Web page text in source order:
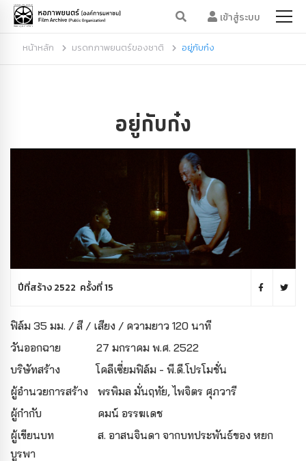
เข้าสู่ระบบ
หน้าหลัก มรดกภาพยนตร์ของชาติ อยู่กับก๋ง
อยู่กับก๋ง
ปีที่สร้าง 2522 ครั้งที่ 15
ฟิล์ม 35 มม. / สี / เสียง / ความยาว 120 นาที
วันออกฉาย 27 มกราคม พ.ศ. 2522
บริษัทสร้าง โคลีเซี่ยมฟิล์ม - พี.ดี.โปรโมชั่น
ผู้อํานวยการสร้าง
พรพิมล มั่นฤทัย, ไพจิตร ศุภวารี
ผู้กํากับ
คมน์ อรรฆเดช
ผู้เขียนบท
ส. อาสนจินดา จากบทประพันธ์ของ หยก
บูรพา